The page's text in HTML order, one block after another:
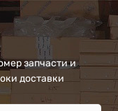
запчасти и
доставки